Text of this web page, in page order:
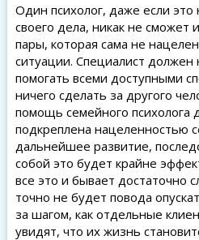
Один психолог, даже если
своего дела, никак не сможет
пары, которая сама не
ситуации. Специалист должен
помогать всеми доступными
ничего сделать за другого
помощь семейного психолога
подкреплена нацеленностью
дальнейшее развитие,
собой это будет крайне
все это и бывает достаточно
точно не будет повода
за шагом, как отдельные
увидят, что их жизнь